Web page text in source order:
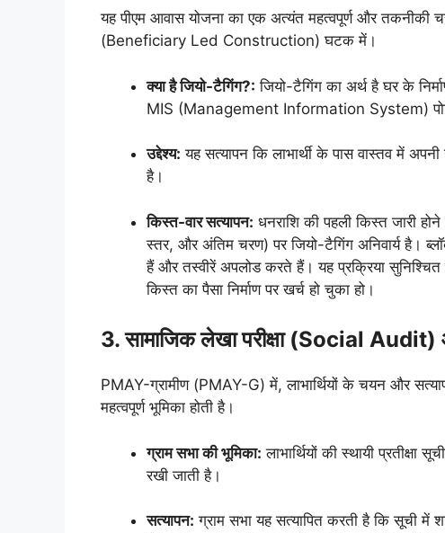
यह पीएम आवास योजना का एक अत्यंत महत्वपूर्ण और
(Beneficiary Led Construction) घटक में।
क्या है जियो-टैगिंग?: जियो-टैगिंग का अर्थ है घर के
MIS (Management Information System)
उद्देश्य: यह सत्यापन कि लाभार्थी के पास वास्तव में
है।
किस्त-वार सत्यापन: धनराशि की पहली किस्त जारी
स्तर, और अंतिम चरण) पर जियो-टैगिंग अनिवार्य है।
हैं और तस्वीरें अपलोड करते हैं। यह प्रक्रिया
किस्त का पैसा निर्माण पर खर्च हो चुका हो।
3. सामाजिक लेखा परीक्षा (Social Audit)
PMAY-ग्रामीण (PMAY-G) में, लाभार्थियों के चयन और
महत्वपूर्ण भूमिका होती है।
ग्राम सभा की भूमिका: लाभार्थियों की स्थायी
रखी जाती है।
सत्यापन: ग्राम सभा यह सत्यापित करती है कि सूची में